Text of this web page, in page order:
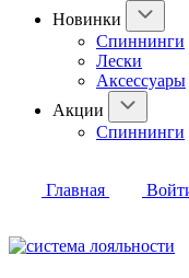
Новинки
Спиннинги
Лески
Аксессуары
Акции
Спиннинги
Главная